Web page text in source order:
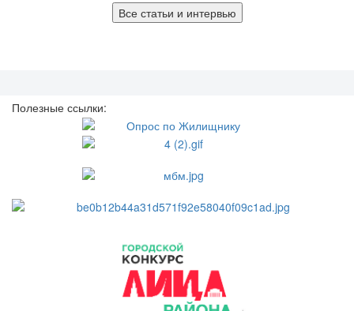
Все статьи и интервью
Полезные ссылки: